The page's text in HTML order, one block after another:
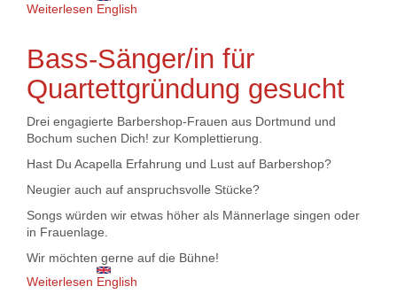
Weiterlesen über A Cappella Company fördert deutschsprachige
English
Bass-Sänger/in für
Quartettgründung gesucht
Drei engagierte Barbershop-Frauen aus Dortmund und
Bochum suchen Dich! zur Komplettierung.
Hast Du Acapella Erfahrung und Lust auf Barbershop?
Neugier auch auf anspruchsvolle Stücke?
Songs würden wir etwas höher als Männerlage singen oder
in Frauenlage.
Wir möchten gerne auf die Bühne!
Weiterlesen über Bass-Sänger/in für Quartettgründung gesucht
English